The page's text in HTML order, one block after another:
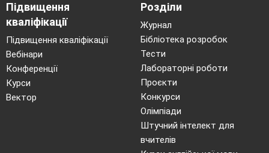
А мудра тітонька Сова не дарма за нами
спостерігала. Їй сподобалося, як ви працювали, як ви
знаєте свої права і обов’язки і приготувала вам ось такі
медалі
«Маленьких правознавців» (
нагороджуються
діти)
Дякую. Бажаю всім успіху!
Підвищення
кваліфікації
Підвищення кваліфікації
Вебінари
Конференції
Курси
Вектор
Розділи
Журнал
Бібліотека розробок
Тести
Лабораторні роботи
Проєкти
Конкурси
Олімпіади
Штучний інтелект для
вчителів